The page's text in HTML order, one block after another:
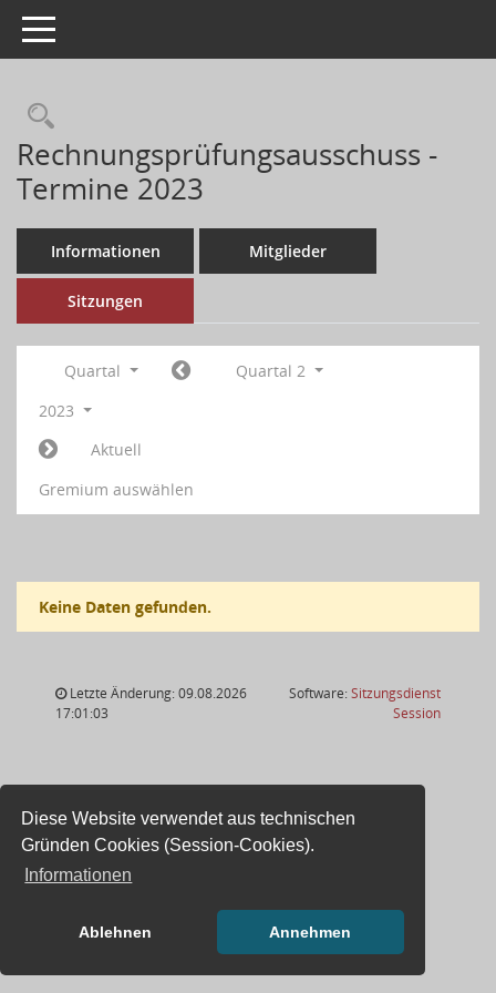
Diese Website verwendet aus technischen
Gründen Cookies (Session-Cookies).
Informationen
Ablehnen Annehmen
Toggle navigation
Rechnungsprüfungsausschuss -
Termine 2023
Informationen Mitglieder
Sitzungen
Quartal
Quartal 2
2023
Aktuell
Gremium auswählen
Keine Daten gefunden.
Letzte Änderung: 09.08.2026
17:01:03
Software:Sitzungsdienst
Session(Wird in